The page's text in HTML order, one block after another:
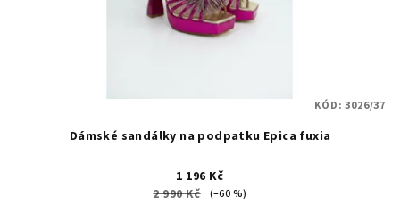
Dámské sandálky na podpatku Epica fuxia
1 196 Kč
2 990 Kč
(–60 %)
KÓD:3026/37